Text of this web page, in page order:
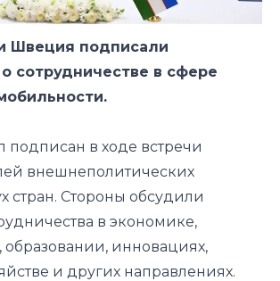
Швеция подписали
сотрудничестве в сфере
подписан в ходе встречи
внешнеполитических
стран. Стороны обсудили
в экономике,
образовании, инновациях,
и других направлениях.